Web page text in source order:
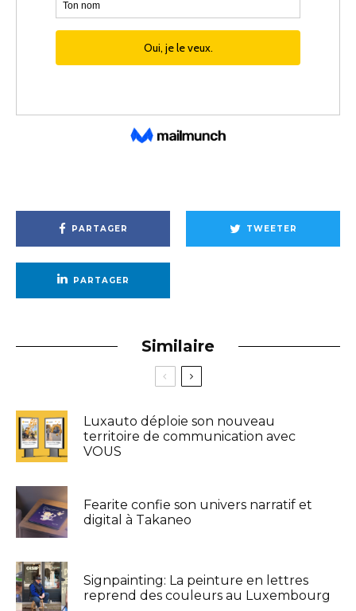
PARTAGER TWEETER
PARTAGER
Similaire
Luxauto déploie son nouveau
territoire de communication avec
VOUS
Fearite confie son univers narratif et
digital à Takaneo
Signpainting: La peinture en lettres
reprend des couleurs au Luxembourg